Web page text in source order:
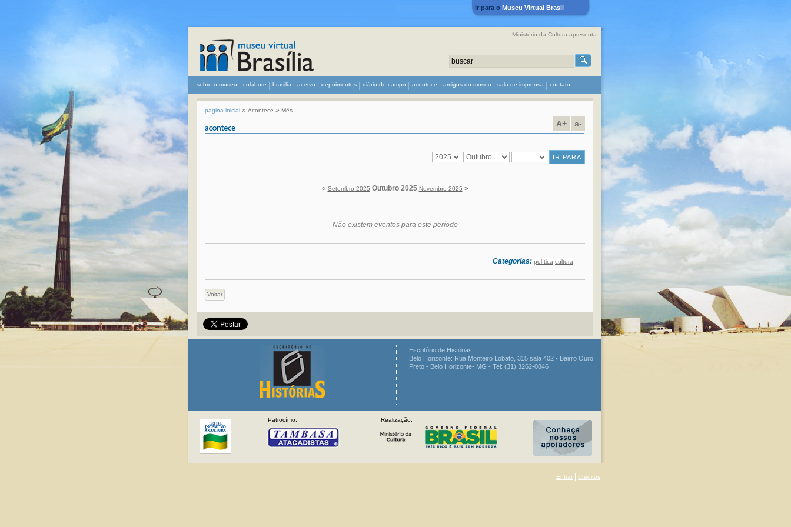
ir para o Museu Virtual Brasil
Ministério da Cultura apresenta:
sobre o museu colabore brasilia acervo depoimentos diário de campo acontece amigos do museu sala de imprensa contato
página inicial » Acontece » Mês
A+ a-
« Setembro 2025 Outubro 2025 Novembro 2025 »
Não existem eventos para este período
Categorias: política cultura
Voltar
Escritório de Histórias
Belo Horizonte: Rua Monteiro Lobato, 315 sala 402 - Bairro Ouro
Preto - Belo Horizonte- MG - Tel: (31) 3262-0846
Patrocínio: Realização:
Entrar Créditos